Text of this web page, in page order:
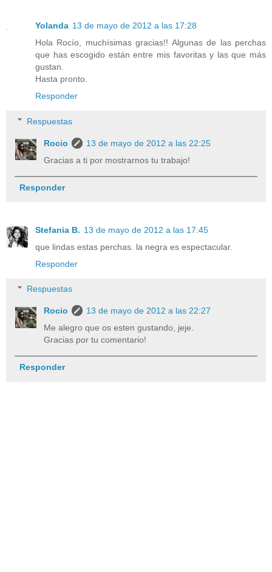
Yolanda 13 de mayo de 2012 a las 17:28
Hola Rocío, muchísimas gracias!! Algunas de las perchas
que has escogido están entre mis favoritas y las que más
gustan.
Hasta pronto.
Responder
Respuestas
Rocio
13 de mayo de 2012 a las 22:25
Gracias a ti por mostrarnos tu trabajo!
Responder
Stefania B. 13 de mayo de 2012 a las 17:45
que lindas estas perchas. la negra es espectacular.
Responder
Respuestas
Rocio
13 de mayo de 2012 a las 22:27
Me alegro que os esten gustando, jeje.
Gracias por tu comentario!
Responder